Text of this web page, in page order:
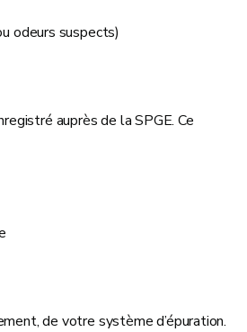
odeurs suspects)
auprès de la SPGE. Ce
de votre système d’épuration.